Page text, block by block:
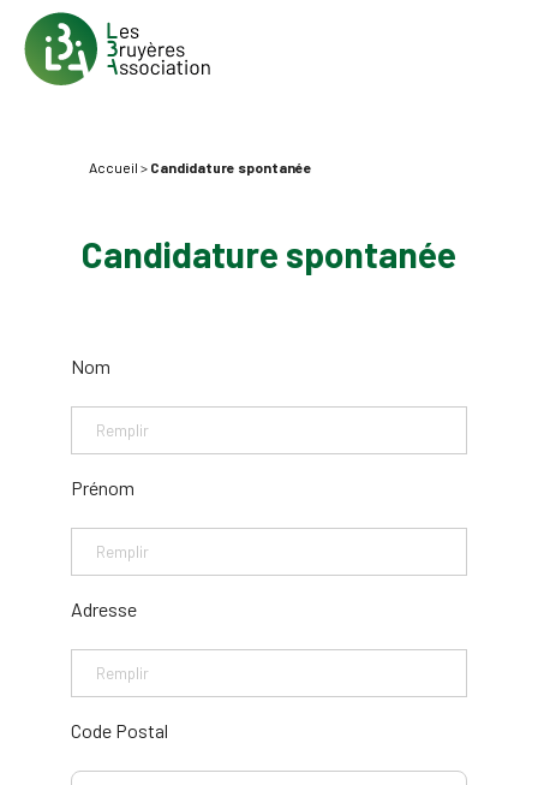
Accueil > Candidature spontanée
Candidature spontanée
Nom
Prénom
Adresse
Code Postal